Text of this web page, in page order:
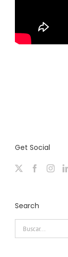
Get Social
Search
Buscar: